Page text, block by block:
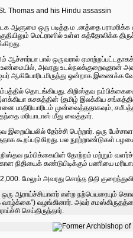
ஆளுமை ஒரு படித்த ம .னத்தை
மெட்ராஸில் உள்ள
பால் ஒருவரால்
உண்மையில், அவரது உடல்நலக்குறைவுதான்
ஆகியோரிடமிருந்து ஒன்றாக இணைக்க
தொடங்கியது. கிறிஸ்தவ
இளக்கியா கசகத்தின் (தமிழ் இலக்கிய
முன்வைத்ததாகவும்,
தந்தை மரியாடாஸ் மீது வைத்தார்.
தேர்ச்சி பெற்றார். ஒரு
கூறப்படுகிறது. பல நூற்றாண்டுகள்
நம்பிக்கையின் தோற்றம் மற்றும்
நிதியைக் கண்டுபிடிக்கும் பணியை
மேலும் அவரது சொந்த நிதி
ஆராய்ச்சியாளர் என்ற நற்பெயரையும்
வழங்கினார். அவர்
செய்திருந்தார்.